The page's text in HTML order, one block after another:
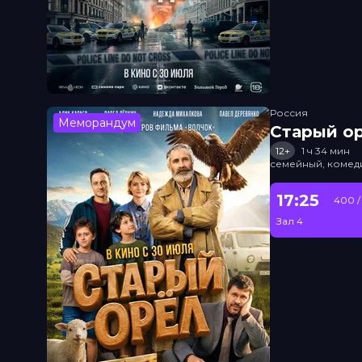
Меморандум
Россия
Старый
12+
1 ч 34 мин
семейный,
17:25
Зал 4
400 /